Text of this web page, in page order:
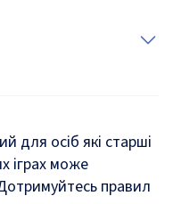
для осіб які старші
іграх може
правил